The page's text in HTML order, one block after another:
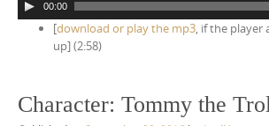
u
l
00:00
[download or play the mp3, if the player
up] (2:58)
Character: Tommy the